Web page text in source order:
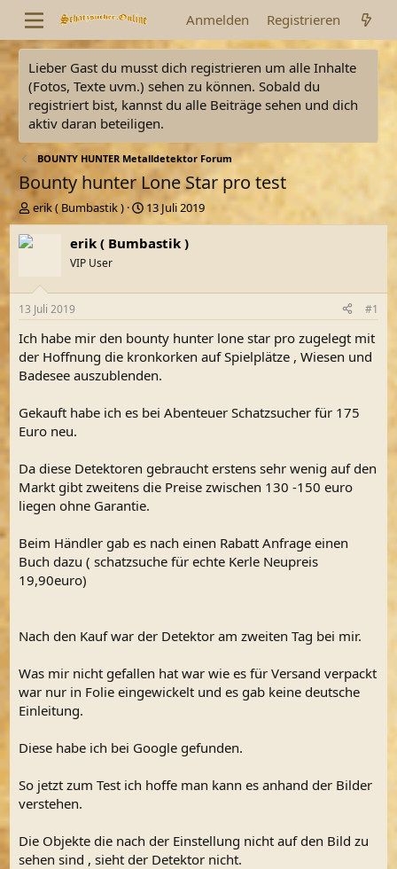
Anmelden Registrieren
Lieber Gast du musst dich registrieren um alle Inhalte
(Fotos, Texte uvm.) sehen zu können. Sobald du
registriert bist, kannst du alle Beiträge sehen und dich
aktiv daran beteiligen.
BOUNTY HUNTER Metalldetektor Forum
Bounty hunter Lone Star pro test
E
r
s
l
e
r
erik ( Bumbastik )
E
r
s
t
a
m
13 Juli 2019
erik ( Bumbastik )
VIP User
13 Juli 2019 #1
Ich habe mir den bounty hunter lone star pro zugelegt mit
der Hoffnung die kronkorken auf Spielplätze , Wiesen und
Badesee auszublenden.
Gekauft habe ich es bei Abenteuer Schatzsucher für 175
Euro neu.
Da diese Detektoren gebraucht erstens sehr wenig auf den
Markt gibt zweitens die Preise zwischen 130 -150 euro
liegen ohne Garantie.
Beim Händler gab es nach einen Rabatt Anfrage einen
Buch dazu ( schatzsuche für echte Kerle Neupreis
19,90euro)
Nach den Kauf war der Detektor am zweiten Tag bei mir.
Was mir nicht gefallen hat war wie es für Versand verpackt
war nur in Folie eingewickelt und es gab keine deutsche
Einleitung.
Diese habe ich bei Google gefunden.
So jetzt zum Test ich hoffe man kann es anhand der Bilder
verstehen.
Die Objekte die nach der Einstellung nicht auf den Bild zu
sehen sind , sieht der Detektor nicht.